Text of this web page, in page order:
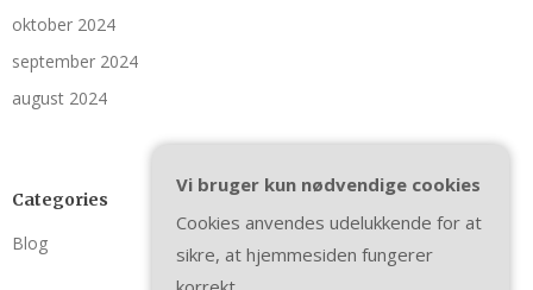
oktober 2024
september 2024
august 2024
Categories
Blog
Vi bruger kun nødvendige cookies
Cookies anvendes udelukkende for at
sikre, at hjemmesiden fungerer